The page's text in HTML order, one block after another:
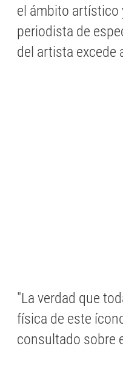
el ámbito artístico
periodista de
del artista excede
"La verdad que
física de este
consultado sobre